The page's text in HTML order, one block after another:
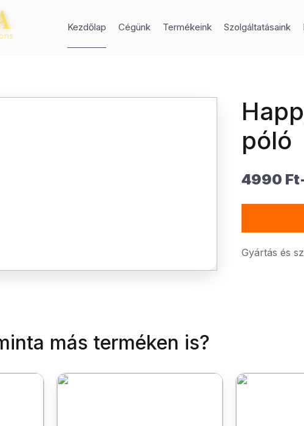
Kezdőlap Cégünk Termékeink Szolgáltatásaink
póló
4990
Gyártás és
más terméken is?